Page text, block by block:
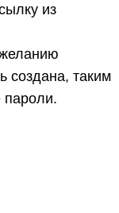
из
создана, таким
пароли.